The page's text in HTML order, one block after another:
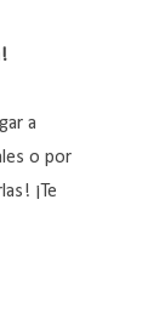
a
o por
¡Te